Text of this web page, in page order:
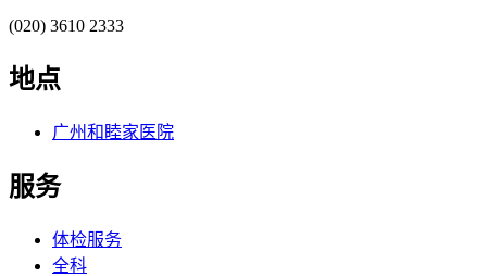
(020) 3610 2333
地点
广州和睦家医院
服务
体检服务
全科